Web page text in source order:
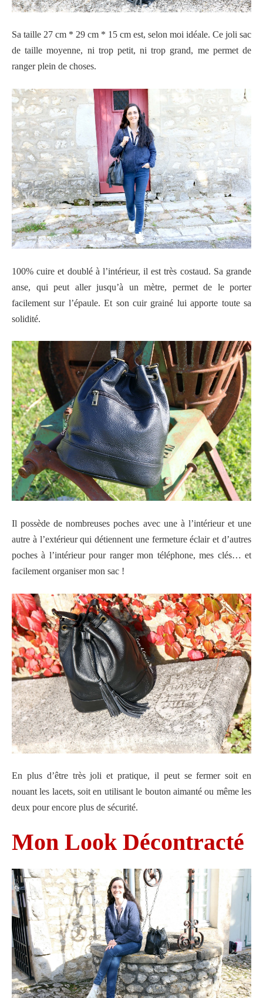
Sa taille 27 cm * 29 cm * 15 cm est, selon moi idéale. Ce joli sac
de taille moyenne, ni trop petit, ni trop grand, me permet de
ranger plein de choses.
100% cuire et doublé à l’intérieur, il est très costaud. Sa grande
anse, qui peut aller jusqu’à un mètre, permet de le porter
facilement sur l’épaule. Et son cuir grainé lui apporte toute sa
solidité.
Il possède de nombreuses poches avec une à l’intérieur et une
autre à l’extérieur qui détiennent une fermeture éclair et d’autres
poches à l’intérieur pour ranger mon téléphone, mes clés… et
facilement organiser mon sac !
En plus d’être très joli et pratique, il peut se fermer soit en
nouant les lacets, soit en utilisant le bouton aimanté ou même les
deux pour encore plus de sécurité.
Mon Look Décontracté